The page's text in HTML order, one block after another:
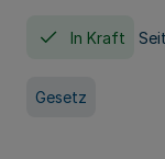
In Kraft
Gesetz